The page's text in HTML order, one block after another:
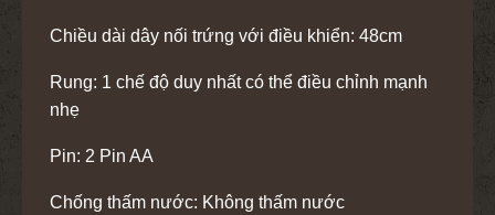
Chiều dài dây nối trứng với điều khiển: 48cm
Rung: 1 chế độ duy nhất có thể điều chỉnh mạnh
nhẹ
Pin: 2 Pin AA
Chống thấm nước: Không thấm nước